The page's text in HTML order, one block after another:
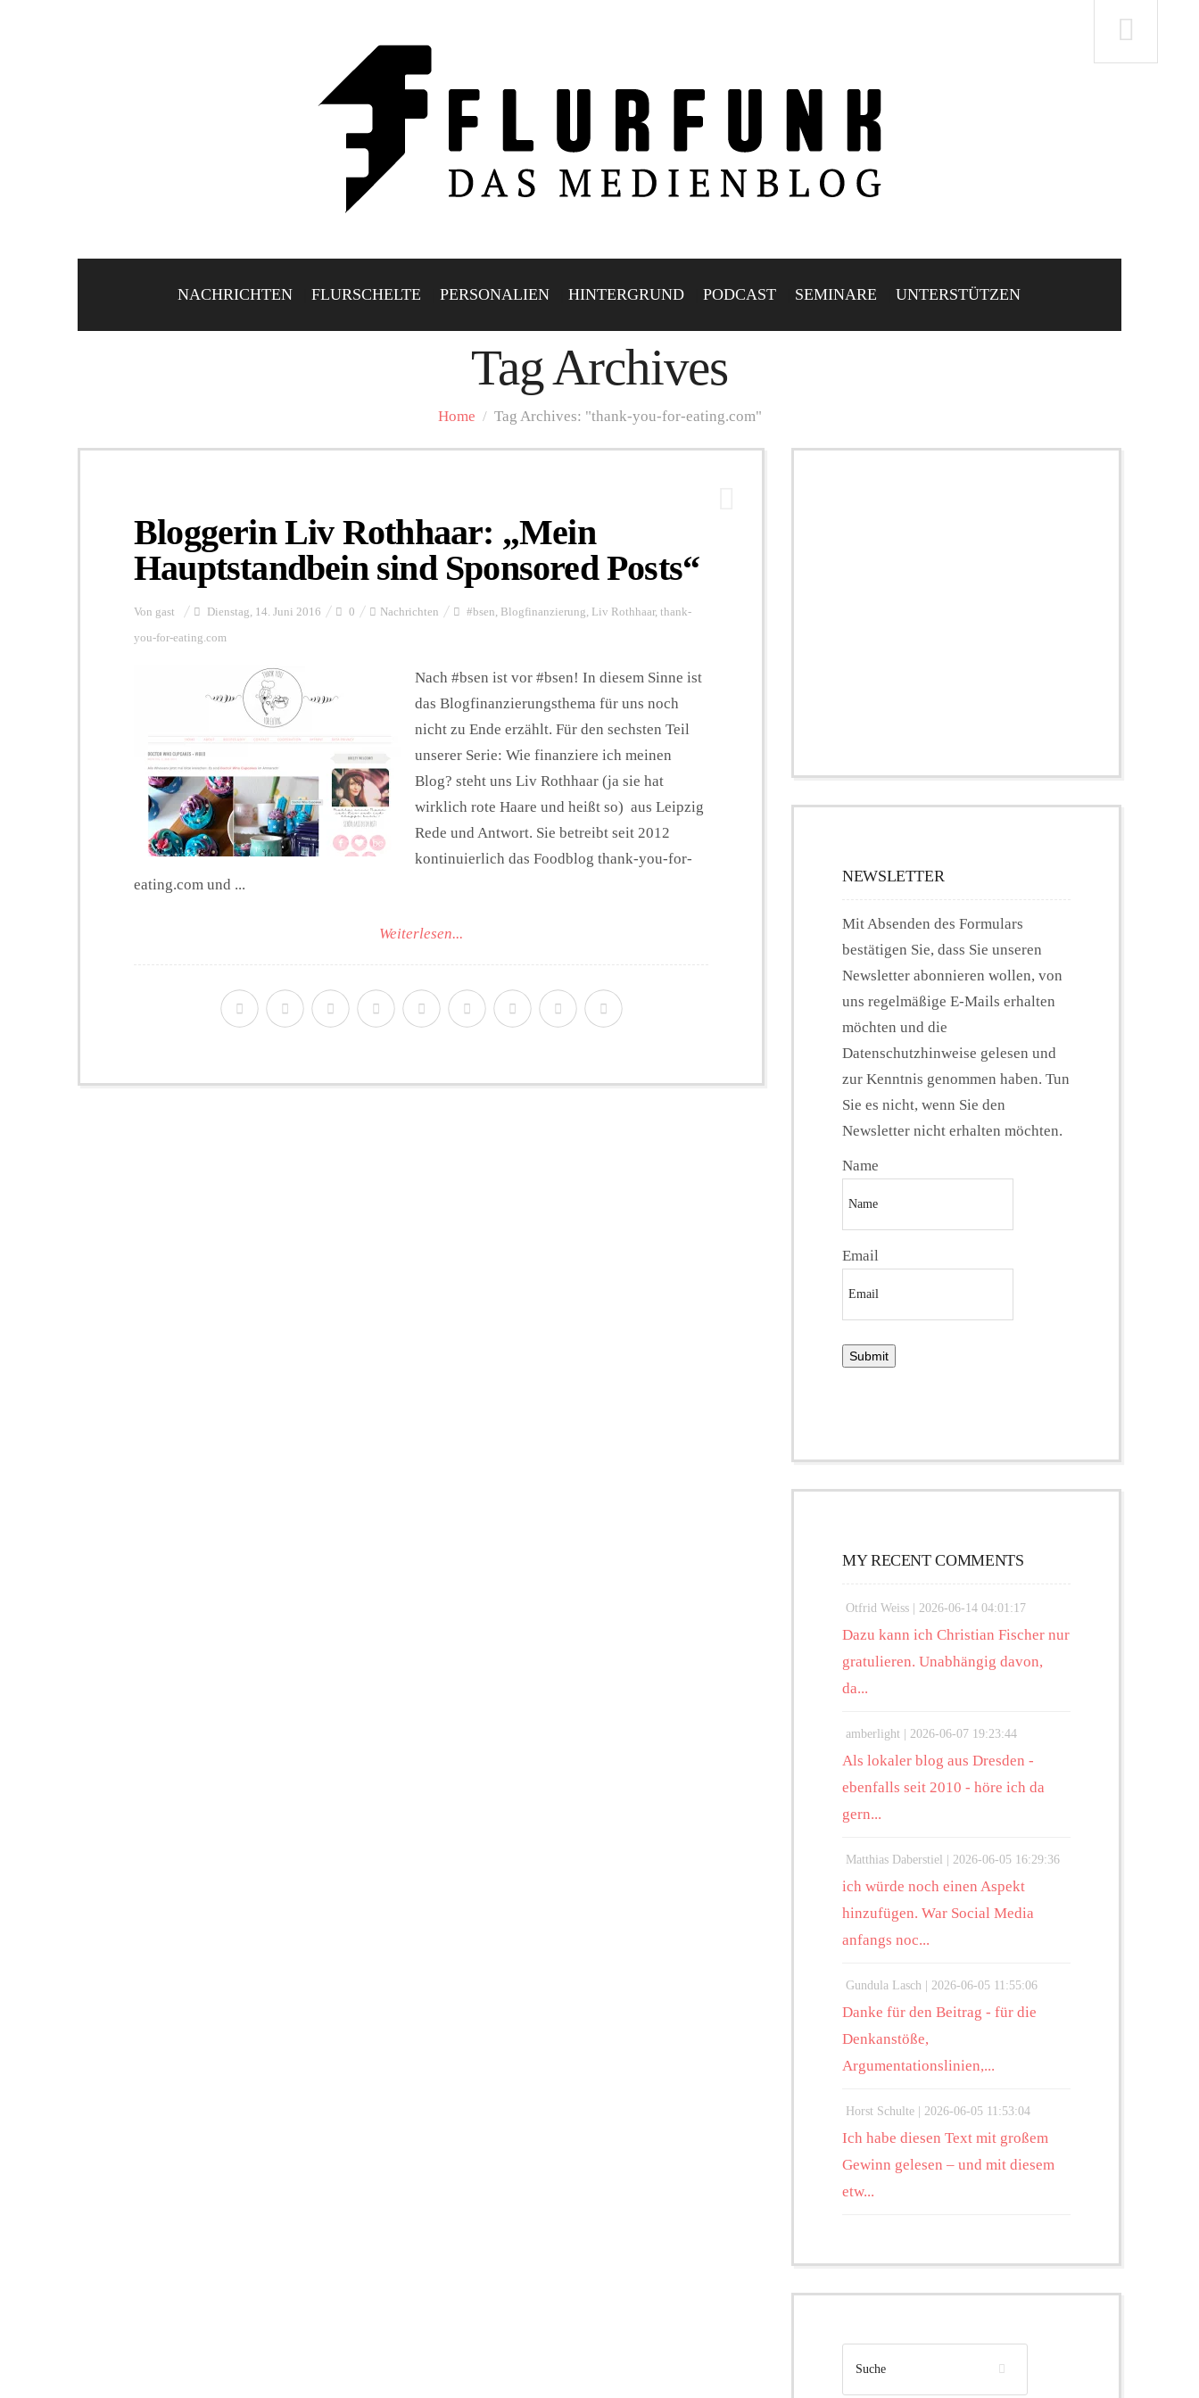
NACHRICHTEN FLURSCHELTE PERSONALIEN HINTERGRUND PODCAST SEMINARE UNTERSTÜTZEN
Tag Archives
Home / Tag Archives: "thank-you-for-eating.com"
Bloggerin Liv Rothhaar: „Mein
Hauptstandbein sind Sponsored Posts“
Von gast Dienstag, 14. Juni 2016 0 Nachrichten #bsen, Blogfinanzierung, Liv Rothhaar, thank-
you-for-eating.com
Nach #bsen ist vor #bsen! In diesem Sinne ist
das Blogfinanzierungsthema für uns noch
nicht zu Ende erzählt. Für den sechsten Teil
unserer Serie: Wie finanziere ich meinen
Blog? steht uns Liv Rothhaar (ja sie hat
wirklich rote Haare und heißt so) aus Leipzig
Rede und Antwort. Sie betreibt seit 2012
kontinuierlich das Foodblog thank-you-for-
eating.com und ...
Weiterlesen...
NEWSLETTER
Mit Absenden des Formulars
bestätigen Sie, dass Sie unseren
Newsletter abonnieren wollen, von
uns regelmäßige E-Mails erhalten
möchten und die
Datenschutzhinweise gelesen und
zur Kenntnis genommen haben. Tun
Sie es nicht, wenn Sie den
Newsletter nicht erhalten möchten.
Name
Email
MY RECENT COMMENTS
Otfrid Weiss | 2026-06-14 04:01:17
Dazu kann ich Christian Fischer nur
gratulieren. Unabhängig davon,
da...
amberlight | 2026-06-07 19:23:44
Als lokaler blog aus Dresden -
ebenfalls seit 2010 - höre ich da
gern...
Matthias Daberstiel | 2026-06-05 16:29:36
ich würde noch einen Aspekt
hinzufügen. War Social Media
anfangs noc...
Gundula Lasch | 2026-06-05 11:55:06
Danke für den Beitrag - für die
Denkanstöße,
Argumentationslinien,...
Horst Schulte | 2026-06-05 11:53:04
Ich habe diesen Text mit großem
Gewinn gelesen – und mit diesem
etw...